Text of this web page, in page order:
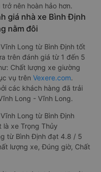
nên hoàn hảo hơn.
giá nhà xe Bình Định
nằm đôi
Long từ Bình Định tốt
trên đánh giá từ 1 đến 5
Chất lượng xe giường
vụ trên Vexere.com.
các khách hàng đã trải
Long - Vĩnh Long.
Long từ Bình Định
xe Trọng Thủy
từ Bình Định đạt 4.8 / 5
lượng xe, Đúng giờ, Chất